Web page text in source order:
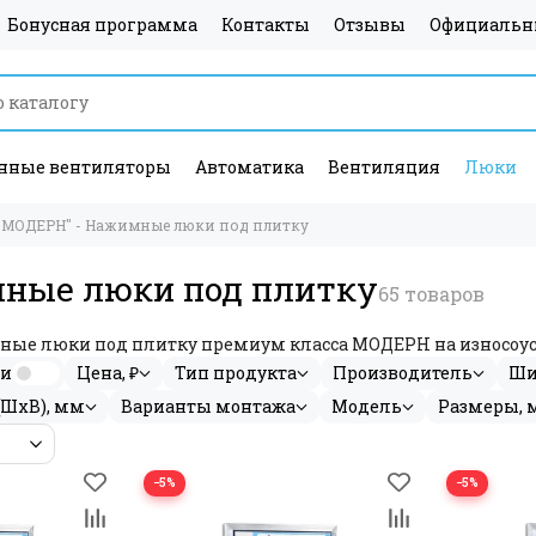
Бонусная программа Контакты Отзывы
вентиляторы Автоматика Вентиляция Люки
- Нажимные люки под плитку
люки под плитку
люки под плитку премиум класса МОДЕРН на
Цена, ₽ Тип продукта Производитель
мм
Варианты монтажа Модель Размеры,
−5% −5%